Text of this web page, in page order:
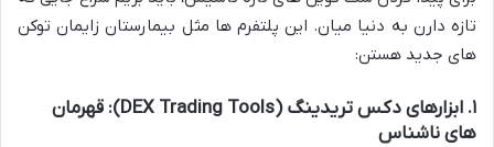
تازه دارن به دنیا میان. این پلتفرم ها مثل بیمارستان زایمان توکن
های جدید هستن:
۱. ابزارهای دکس تریدینگ (DEX Trading Tools): قهرمان
های ناشناس